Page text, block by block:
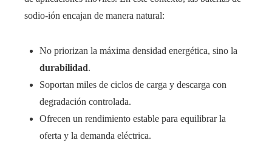
sodio-ión encajan de manera natural:
No priorizan la máxima densidad energética, sino la
durabilidad.
Soportan miles de ciclos de carga y descarga con
degradación controlada.
Ofrecen un rendimiento estable para equilibrar la
oferta y la demanda eléctrica.